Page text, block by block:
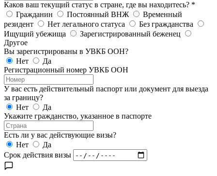
Каков ваш текущий статус в стране, где вы находитесь? *
Гражданин
Постоянный ВНЖ
Временный
резидент
Нет легального статуса
Без гражданства
Ищущий убежища
Зарегистрированный беженец
Другое
Вы зарегистрированы в УВКБ ООН?
Нет
Да
Регистрационный номер УВКБ ООН
У вас есть действительный паспорт или документ для выезда
за границу?
Нет
Да
Укажите гражданство, указанное в паспорте
Есть ли у вас действующие визы?
Нет
Да
Срок действия визы